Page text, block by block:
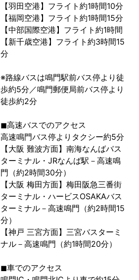
【羽田空港】フライト約1時間10分
【福岡空港】フライト約1時間15分
【中部国際空港】フライト約1時間
【新千歳空港】フライト約3時間15
分
※路線バスは鳴門駅前バス停より徒
歩約5分／鳴門郵便局前バス停より
徒歩約2分
◼︎高速バスでのアクセス
高速鳴門バス停よりタクシー約5分
【大阪 難波方面】南海なんばバス
ターミナル・JRなんば駅－高速鳴
門（約2時間30分）
【大阪 梅田方面】梅田阪急三番街
ターミナル・ハービスOSAKAバス
ターミナル－高速鳴門（約2時間15
分）
【神戸 三宮方面】三宮バスターミ
ナル－高速鳴門（約1時間20分）
◼︎車でのアクセス